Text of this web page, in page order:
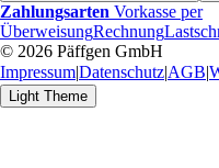
Zahlungsarten Vorkasse per
ÜberweisungRechnung
© 2026 Päffgen GmbH
Impressum|Datenschutz|AGB|
Light Theme